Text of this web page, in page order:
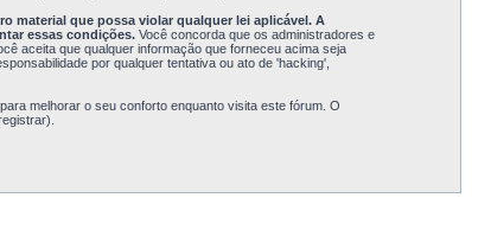
material que possa violar qualquer lei aplicável. A
essas condições.Você concorda que os administradores e
aceita que qualquer informação que forneceu acima seja
por qualquer tentativa ou ato de 'hacking',
melhorar o seu conforto enquanto visita este fórum. O